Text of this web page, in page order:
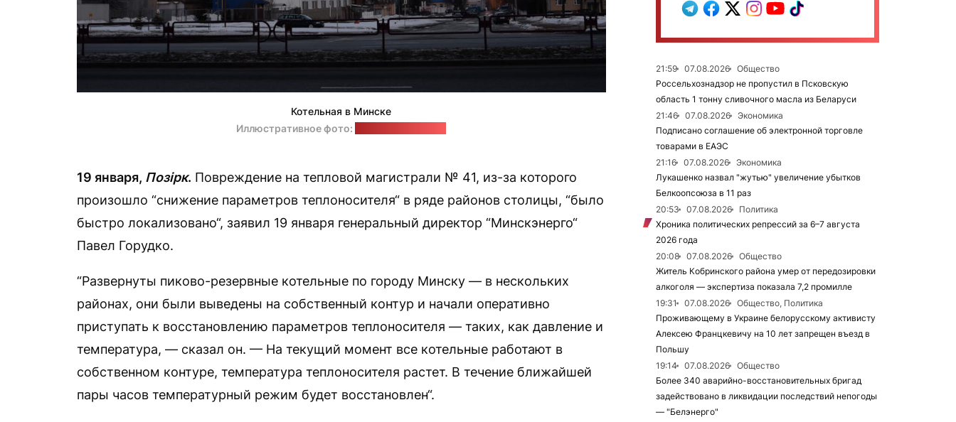
Котельная в Минске
Иллюстративное фото:
19 января, Позірк. Повреждение на тепловой магистрали № 41, из-за которого
произошло “снижение параметров теплоносителя“ в ряде районов столицы, “было
быстро локализовано“, заявил 19 января генеральный директор “Минскэнерго“
Павел Горудко.
“Развернуты пиково-резервные котельные по городу Минску — в нескольких
районах, они были выведены на собственный контур и начали оперативно
приступать к восстановлению параметров теплоносителя — таких, как давление и
температура, — сказал он. — На текущий момент все котельные работают в
собственном контуре, температура теплоносителя растет. В течение ближайшей
пары часов температурный режим будет восстановлен“.
21:59 07.08.2026
Общество
Россельхознадзор не пропустил в Псковскую
область 1 тонну сливочного масла из Беларуси
21:46
07.08.2026
Экономика
Подписано соглашение об электронной торговле
товарами в ЕАЭС
21:16
07.08.2026
Экономика
Лукашенко назвал "жутью" увеличение убытков
Белкоопсоюза в 11 раз
20:53
07.08.2026
Политика
Хроника политических репрессий за 6–7 августа
2026 года
20:08
07.08.2026
Общество
Житель Кобринского района умер от передозировки
алкоголя — экспертиза показала 7,2 промилле
19:31
07.08.2026
Общество, Политика
Проживающему в Украине белорусскому активисту
Алексею Францкевичу на 10 лет запрещен въезд в
Польшу
19:14
07.08.2026
Общество
Более 340 аварийно-восстановительных бригад
задействовано в ликвидации последствий непогоды
— "Белэнерго"